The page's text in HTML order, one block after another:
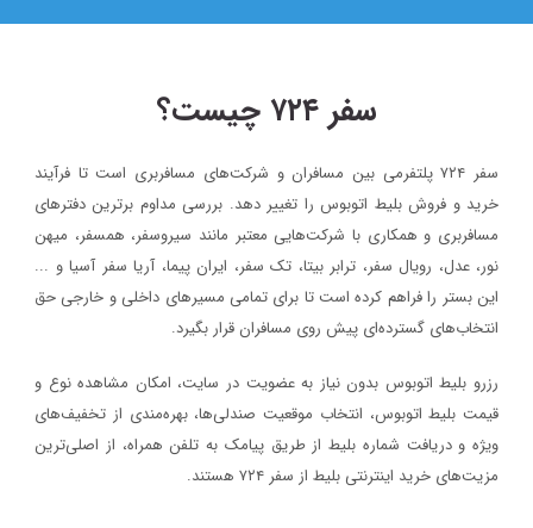
سفر ۷۲۴ چیست؟
سفر ۷۲۴ پلتفرمی بین مسافران و شرکت‌های مسافربری است تا فرآیند
خرید و فروش بلیط اتوبوس را تغییر دهد. بررسی مداوم برترین دفترهای
مسافربری و همکاری با شرکت‌هایی معتبر مانند سیروسفر، همسفر، میهن‌
نور، عدل، رویال سفر، ترابر بیتا، تک سفر، ایران پیما، آریا سفر آسیا و ...
این بستر را فراهم کرده است تا برای تمامی مسیرهای داخلی و خارجی حق
انتخاب‌های گسترده‌ای پیش روی مسافران قرار بگیرد.
رزرو بلیط اتوبوس بدون نیاز به عضویت در سایت، امکان مشاهده نوع و
قیمت بلیط اتوبوس، انتخاب موقعیت صندلی‌ها، بهره‌مندی از تخفیف‌های
ویژه و دریافت شماره‌ بلیط از طریق پیامک به تلفن همراه، از اصلی‌ترین
مزیت‌های خرید اینترنتی بلیط از سفر ۷۲۴ هستند.